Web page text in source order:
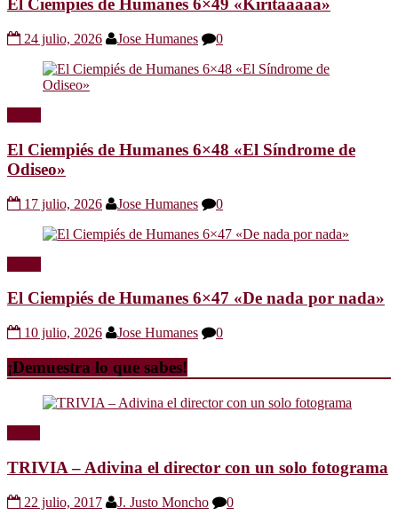
El Ciempiés de Humanes 6×49 «Kiritaaaaa»
24 julio, 2026 Jose Humanes 0
El Ciempiés de Humanes 6×48 «El Síndrome de
Odiseo»
17 julio, 2026 Jose Humanes 0
El Ciempiés de Humanes 6×47 «De nada por nada»
10 julio, 2026 Jose Humanes 0
¡Demuestra lo que sabes!
TRIVIA – Adivina el director con un solo fotograma
22 julio, 2017 J. Justo Moncho
0